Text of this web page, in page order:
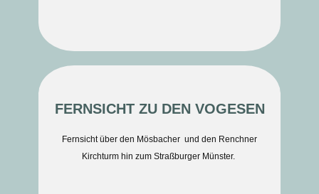
FERNSICHT ZU DEN VOGESEN
Fernsicht über den Mösbacher und den Renchner
Kirchturm hin zum Straßburger Münster.